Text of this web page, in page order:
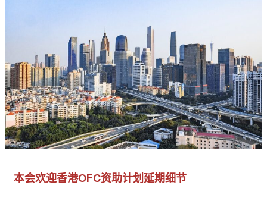
本会欢迎香港OFC资助计划延期细节